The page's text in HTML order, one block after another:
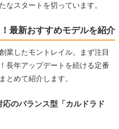
なスタートを切っています。
最新おすすめモデルを紹介
業したモントレイル。まず注目
長年アップデートを続ける定番
とめて紹介します。
のバランス型「カルドラド